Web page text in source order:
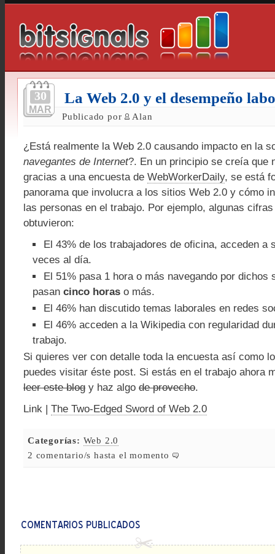
30
MAR
La Web 2.0 y el desempeño
Publicado por Alan
¿Está realmente la Web 2.0 causando impacto en la
navegantes de Internet?. En un principio se creía que
gracias a una encuesta de WebWorkerDaily, se está
panorama que involucra a los sitios Web 2.0 y cómo
las personas en el trabajo. Por ejemplo, algunas
obtuvieron:
El 43% de los trabajadores de oficina, acceden a
veces al día.
El 51% pasa 1 hora o más navegando por dichos
pasan cinco horas o más.
El 46% han discutido temas laborales en redes
El 46% acceden a la Wikipedia con regularidad
trabajo.
Si quieres ver con detalle toda la encuesta así como
puedes visitar éste post. Si estás en el trabajo ahora
leer este blog y haz algo de provecho.
Link | The Two-Edged Sword of Web 2.0
Categorías: Web 2.0
2 comentario/s hasta el momento